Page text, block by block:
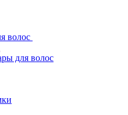
волос
для волос